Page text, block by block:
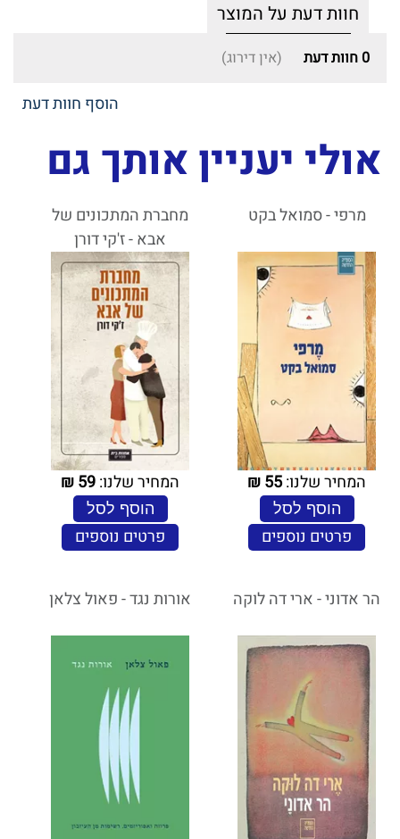
חוות דעת על המוצר
0 חוות דעת (אין דירוג)
הוסף חוות דעת
אולי יעניין אותך גם
מרפי - סמואל בקט
המחיר שלנו:55
₪
הוסף לסל
פרטים נוספים
מחברת המתכונים של
אבא - ז'קי דורן
המחיר שלנו:59
₪
הוסף לסל
פרטים נוספים
הר אדוני - ארי דה לוקה אורות נגד - פאול צלאן